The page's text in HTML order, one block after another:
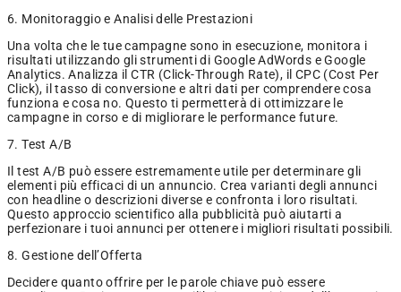
6. Monitoraggio e Analisi delle Prestazioni
Una volta che le tue campagne sono in esecuzione, monitora i
risultati utilizzando gli strumenti di Google AdWords e Google
Analytics. Analizza il CTR (Click-Through Rate), il CPC (Cost Per
Click), il tasso di conversione e altri dati per comprendere cosa
funziona e cosa no. Questo ti permetterà di ottimizzare le
campagne in corso e di migliorare le performance future.
7. Test A/B
Il test A/B può essere estremamente utile per determinare gli
elementi più efficaci di un annuncio. Crea varianti degli annunci
con headline o descrizioni diverse e confronta i loro risultati.
Questo approccio scientifico alla pubblicità può aiutarti a
perfezionare i tuoi annunci per ottenere i migliori risultati possibili.
8. Gestione dell’Offerta
Decidere quanto offrire per le parole chiave può essere